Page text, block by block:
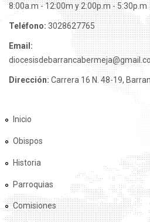
8:00a.m - 12:00m y 2:00p.m - 5:30p.m
Teléfono: 3028627765
Email:
Dirección: Carrera 16 N. 48-19,
Inicio
Obispos
Historia
Parroquias
Comisiones